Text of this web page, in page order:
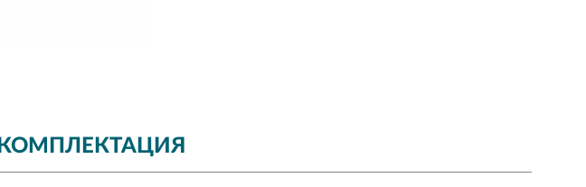
КОМПЛЕКТАЦИЯ